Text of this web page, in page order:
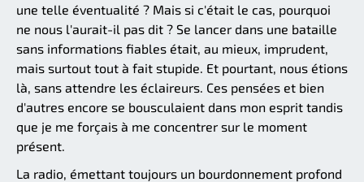
une telle éventualité ? Mais si c'était le cas, pourquoi
ne nous l'aurait-il pas dit ? Se lancer dans une bataille
sans informations fiables était, au mieux, imprudent,
mais surtout tout à fait stupide. Et pourtant, nous étions
là, sans attendre les éclaireurs. Ces pensées et bien
d'autres encore se bousculaient dans mon esprit tandis
que je me forçais à me concentrer sur le moment
présent.
La radio, émettant toujours un bourdonnement profond